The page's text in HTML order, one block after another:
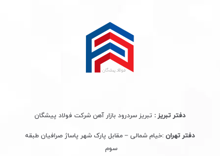
دفتر تبریز : تبریز سردرود بازار آهن شرکت فولاد پیشگان
دفتر تهران :خیام شمالی – مقابل پارک شهر پاساژ صرافیان طبقه
سوم